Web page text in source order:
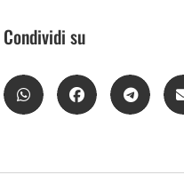
Condividi su